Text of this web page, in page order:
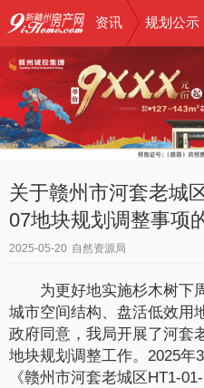
资讯 规划公示
关于赣州市河套老城
07地块规划调整事项
2025-05-20 自然资源局
为更好地实施杉木树下
城市空间结构、盘活低效用
政府同意，我局开展了河套
地块规划调整工作。2025年
《赣州市河套老城区HT1-